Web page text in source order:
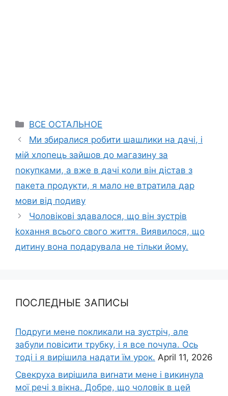
Categories
ВСЕ ОСТАЛЬНОЕ
Ми збиралися робити шашлики на дачі, і
мій хлопець зайшов до магазину за
nокупками, а вже в дачі коли він дістав з
пакета продукти, я мало не втратила дар
мови від подиву
Чоловікові здавалося, що він зустрів
kохання всього свого життя. Виявилося, що
дитину вона подарувала не тільки йому.
ПОСЛЕДНЫЕ ЗАПИСЫ
Подруги мене покликали на зустріч, але
забули повісити трубку, і я все почула. Ось
тоді і я вирішила надати їм урок. April 11, 2026
Свекруха вирішила виrнати мене і викинула
мої речі з вікна. Добре, що чоловік в цей